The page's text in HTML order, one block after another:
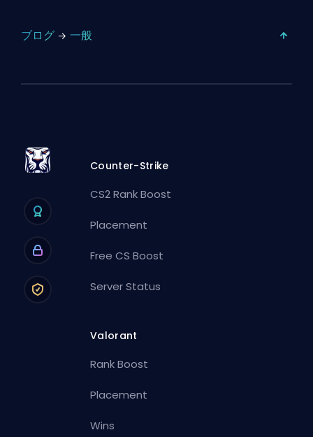
ブログ 一般
Counter-Strike
CS2 Rank Boost
Placement
Free CS Boost
Server Status
Valorant
Rank Boost
Placement
Wins